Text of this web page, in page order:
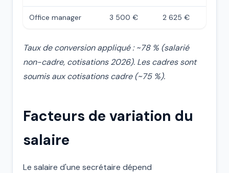
Office manager 3 500 € 2 625 €
Taux de conversion appliqué : ~78 % (salarié
non-cadre, cotisations 2026). Les cadres sont
soumis aux cotisations cadre (~75 %).
Facteurs de variation du
salaire
Le salaire d'une secrétaire dépend